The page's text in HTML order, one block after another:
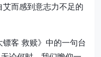
而感到意志力不足的
客 救赎》中的一句台